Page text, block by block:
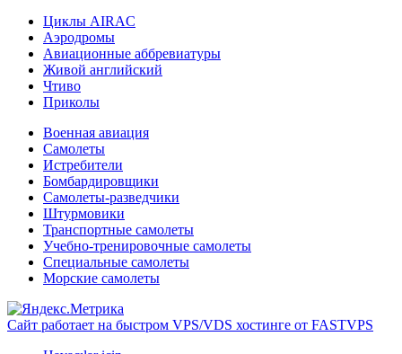
Циклы AIRAC
Аэродромы
Авиационные аббревиатуры
Живой английский
Чтиво
Приколы
Военная авиация
Самолеты
Истребители
Бомбардировщики
Самолеты-разведчики
Штурмовики
Транспортные самолеты
Учебно-тренировочные самолеты
Специальные самолеты
Морские самолеты
Сайт работает на быстром VPS/VDS хостинге от FASTVPS